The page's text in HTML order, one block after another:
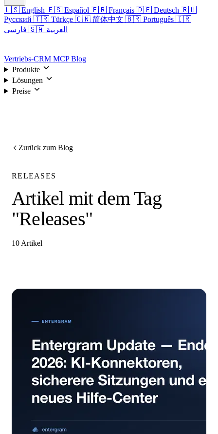
🇺🇸 English 🇪🇸 Español 🇫🇷 Français 🇩🇪 Deutsch 🇷🇺
Русский 🇹🇷 Türkçe 🇨🇳 简体中文 🇧🇷 Português 🇮🇷
🇸🇦 العربية
Vertriebs-CRM MCPBlog
Produkte
Lösungen
Preise
Zurück zum Blog
RELEASES
Artikel mit dem Tag
"Releases"
10 Artikel